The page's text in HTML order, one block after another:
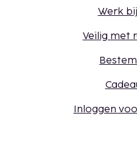
Werk
Veilig met
Inloggen